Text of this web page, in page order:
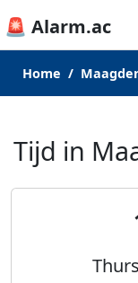
🚨 Alarm.ac
Home
Tijd in